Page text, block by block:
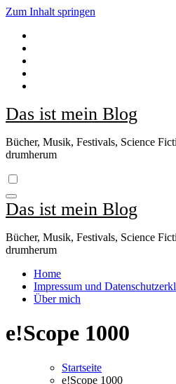
Zum Inhalt springen
Das ist mein Blog
Bücher, Musik, Festivals, Science
drumherum
Das ist mein Blog
Bücher, Musik, Festivals, Science
drumherum
Home
Impressum und
Über mich
e!Scope 1000
Startseite
e!Scope 1000